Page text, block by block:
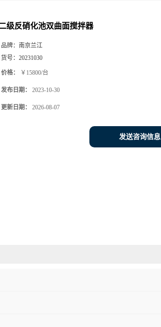
级反硝化池双曲面搅拌器
品牌： 南京兰江
货号： 20231030
价格： ￥15800/台
发布日期： 2023-10-30
更新日期： 2026-08-07
发送咨询信息